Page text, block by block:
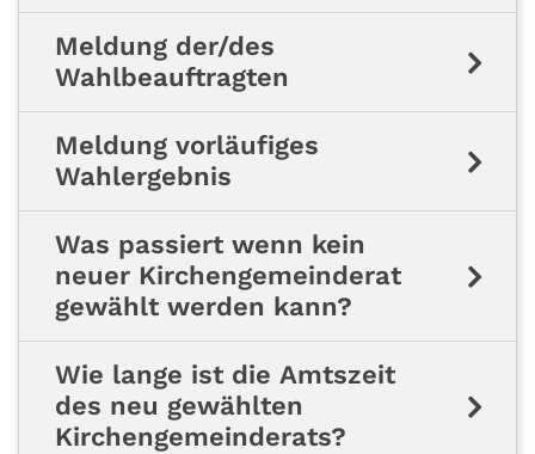
Meldung der/des
Wahlbeauftragten
Meldung vorläufiges
Wahlergebnis
Was passiert wenn kein
neuer Kirchengemeinderat
gewählt werden kann?
Wie lange ist die Amtszeit
des neu gewählten
Kirchengemeinderats?